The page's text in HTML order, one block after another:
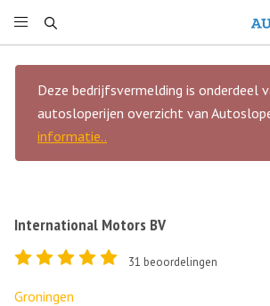
Deze bedrijfsvermelding is onderdeel
autosloperijen overzicht van
informatie..
International Motors BV
31 beoordelingen
Groningen